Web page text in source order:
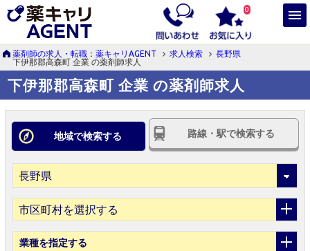
0
薬剤師の求人・転職：薬キャリAGENT 求人検索
長野県
下伊那郡高森町 企業 の薬剤師求人
下伊那郡高森町 企業 の薬剤師求人
地域で検索する 路線・駅で検索する
市区町村を選択する
業種を指定する